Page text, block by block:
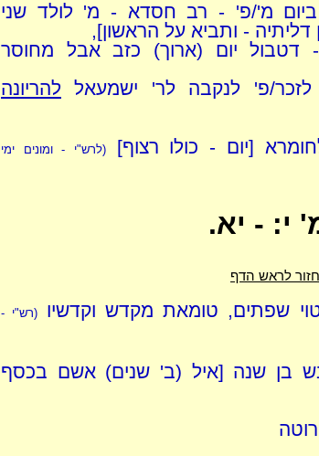
ביום מ'/פ' - רב חסדא - מ' לולד שני
- ותביא על הראשון],
יום (ארוך) כזב אבל מחוסר
פ' לנקבה לר' ישמעאל להריונה
[יום - כולו רצוף]
(לרש"י - ומונים ימי
י: - יא.
חזור לראש הדף
שפתים, טומאת מקדש וקדשיו
(רש"י -
בן שנה [איל (ב' שנים) אשם בכסף